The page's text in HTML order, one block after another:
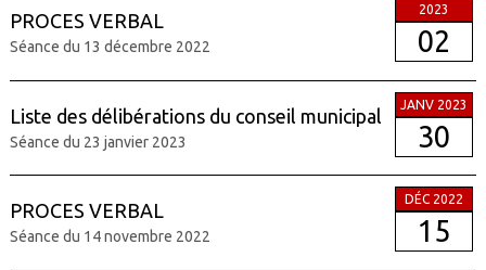
PROCES VERBAL
Séance du 13 décembre 2022
2023
02
Liste des délibérations du conseil municipal
Séance du 23 janvier 2023
JANV 2023
30
PROCES VERBAL
Séance du 14 novembre 2022
DÉC 2022
15